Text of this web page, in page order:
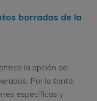
borradas de la
la opción de
Por lo tanto,
específicas y